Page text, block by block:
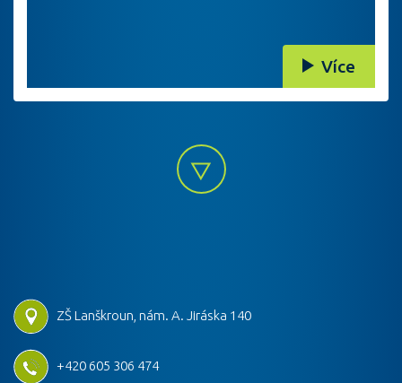
Více
ZŠ Lanškroun, nám. A. Jiráska 140
+420 605 306 474